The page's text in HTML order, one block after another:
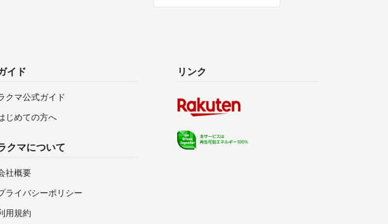
イド
クマ公式ガイド
じめての方へ
クマについて
社概要
ライバシーポリシー
用規約
リンク